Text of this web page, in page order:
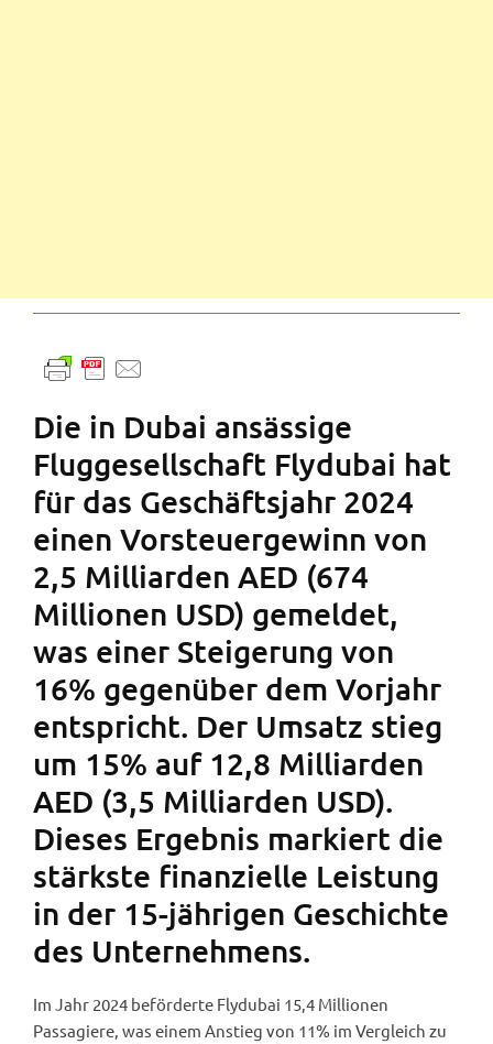
Die in Dubai ansässige
Fluggesellschaft Flydubai hat
für das Geschäftsjahr 2024
einen Vorsteuergewinn von
2,5 Milliarden AED (674
Millionen USD) gemeldet,
was einer Steigerung von
16% gegenüber dem Vorjahr
entspricht. Der Umsatz stieg
um 15% auf 12,8 Milliarden
AED (3,5 Milliarden USD).
Dieses Ergebnis markiert die
stärkste finanzielle Leistung
in der 15-jährigen Geschichte
des Unternehmens.
Im Jahr 2024 beförderte Flydubai 15,4 Millionen
Passagiere, was einem Anstieg von 11% im Vergleich zu